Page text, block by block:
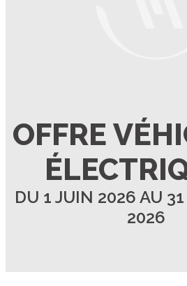
OFFRE
DU 1 JUIN 2026 AU
2026